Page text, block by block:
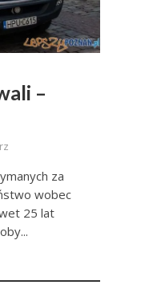
–
za
wobec
25 lat